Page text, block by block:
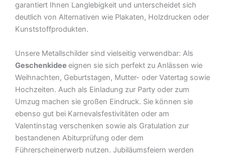
garantiert Ihnen Langlebigkeit und unterscheidet sich
deutlich von Alternativen wie Plakaten, Holzdrucken oder
Kunststoffprodukten.
Unsere Metallschilder sind vielseitig verwendbar: Als
Geschenkidee eignen sie sich perfekt zu Anlässen wie
Weihnachten, Geburtstagen, Mutter- oder Vatertag sowie
Hochzeiten. Auch als Einladung zur Party oder zum
Umzug machen sie großen Eindruck. Sie können sie
ebenso gut bei Karnevalsfestivitäten oder am
Valentinstag verschenken sowie als Gratulation zur
bestandenen Abiturprüfung oder dem
Führerscheinerwerb nutzen. Jubiläumsfeiern werden